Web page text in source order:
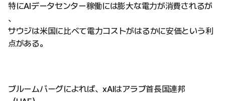
特にAIデータセンター稼働には膨大な電力が消費されるが
、
サウジは米国に比べて電力コストがはるかに安価という利
点がある。
ブルームバーグによれば、xAIはアラブ首長国連邦